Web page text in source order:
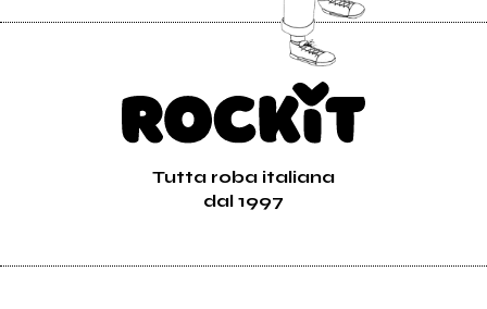
Tutta roba italiana
dal 1997